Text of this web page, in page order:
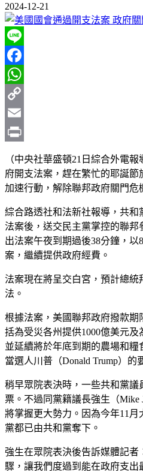
2024-12-21
Line
Facebook
WhatsApp
Copy
Link
Email
（中央社華盛頓21日綜合外電
府開支法案，趕在繁忙的耶誕
加速行動，解除聯邦政府關門危
綜合路透社和法新社報導，共
法案後，送交民主黨掌控的聯
出法案午夜到期過後38分鐘，以
案，繼續提供政府經費。
法案現在將呈交白宮，預計總統
法。
根據法案，美國聯邦政府撥款期
括為受災各州提供1000億美元及
並延續將於年底到期的農場和
當選人川普（Donald Trump）的
稍早眾院表決時，一些共和黨
票。不過同黨籍議長強生（Mike
將掌握更大勢力。因為今年11
黨都已由共和黨奪下。
強生在眾院表決後告訴媒體記者
驟，讓我們度過到能在政府支